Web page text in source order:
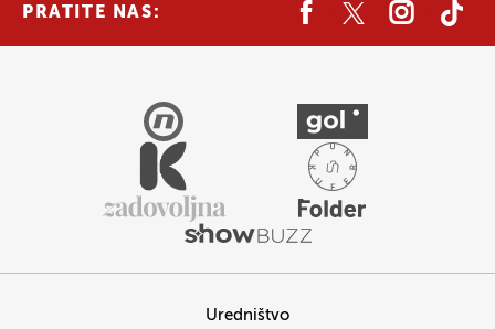
PRATITE NAS:
Uredništvo